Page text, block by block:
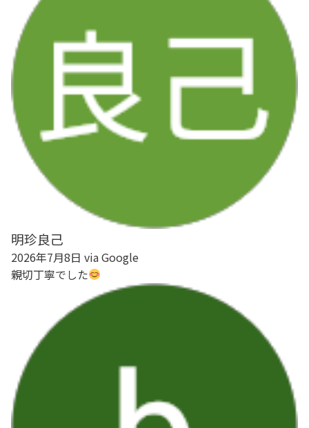
明珍良己
2026年7月8日 via Google
親切丁寧でした